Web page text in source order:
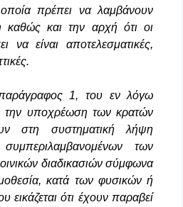
οποία πρέπει να λαμβάνουν
και την αρχή ότι οι
να είναι αποτελεσματικές,
1, του εν λόγω
την υποχρέωση των κρατών
στη συστηματική λήψη
των
διαδικασιών σύμφωνα
κατά των φυσικών ή
ότι έχουν παραβεί